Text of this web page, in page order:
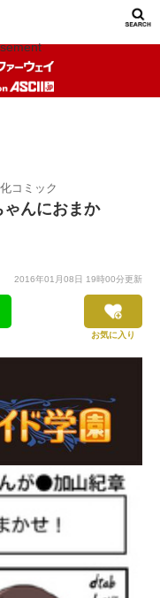
コミック
んにおまか
2016年01月08日 19時00分更新
お気に入り